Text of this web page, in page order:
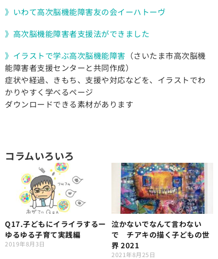
》いわて高次脳機能障害友の会イーハトーヴ
》高次脳機能障害者支援法ができました
》イラストで学ぶ高次脳機能障害 （さいたま市高次脳機
能障害者支援センターと共同作成）
症状や経過、きもち、支援や対応などを、イラストでわ
かりやすく学べるページ
ダウンロードできる素材があります
コラムいろいろ
Q17.子どもにイライラするー
ゆるゆる子育て実践編
2019年8月3日
泣かないでなんて言わない
で チアキの描く子どもの世
界 2021
2021年8月25日